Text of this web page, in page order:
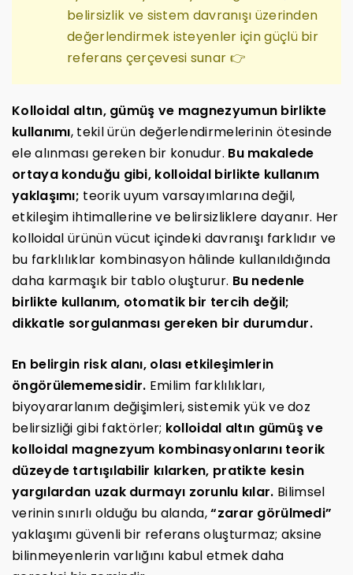
belirsizlik ve sistem davranışı üzerinden
değerlendirmek isteyenler için güçlü bir
referans çerçevesi sunar 👉
Kolloidal altın, gümüş ve magnezyumun birlikte
kullanımı, tekil ürün değerlendirmelerinin ötesinde
ele alınması gereken bir konudur. Bu makalede
ortaya konduğu gibi, kolloidal birlikte kullanım
yaklaşımı; teorik uyum varsayımlarına değil,
etkileşim ihtimallerine ve belirsizliklere dayanır. Her
kolloidal ürünün vücut içindeki davranışı farklıdır ve
bu farklılıklar kombinasyon hâlinde kullanıldığında
daha karmaşık bir tablo oluşturur. Bu nedenle
birlikte kullanım, otomatik bir tercih değil;
dikkatle sorgulanması gereken bir durumdur.
En belirgin risk alanı, olası etkileşimlerin
öngörülememesidir. Emilim farklılıkları,
biyoyararlanım değişimleri, sistemik yük ve doz
belirsizliği gibi faktörler; kolloidal altın gümüş ve
kolloidal magnezyum kombinasyonlarını teorik
düzeyde tartışılabilir kılarken, pratikte kesin
yargılardan uzak durmayı zorunlu kılar. Bilimsel
verinin sınırlı olduğu bu alanda,“zarar görülmedi”
yaklaşımı güvenli bir referans oluşturmaz; aksine
bilinmeyenlerin varlığını kabul etmek daha